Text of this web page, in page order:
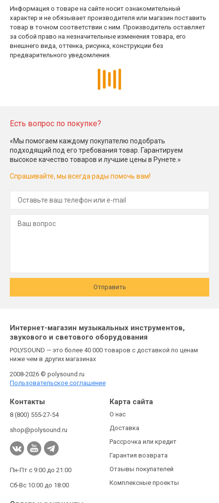
Информация о товаре на сайте носит ознакомительный
характер и не обязывает производителя или магазин поставить
товар в точном соответствии с ним. Производитель оставляет
за собой право на незначительные изменения товара, его
внешнего вида, оттенка, рисунка, конструкции без
предварительного уведомления.
Есть вопрос по покупке?
«Мы помогаем каждому покупателю подобрать
подходящий под его требования товар. Гарантируем
высокое качество товаров и лучшие цены в Рунете.»
Спрашивайте, мы всегда рады помочь вам!
Отправить
Интернет-магазин музыкальных инструментов,
звукового и светового оборудования
POLYSOUND — это более 40 000 товаров с доставкой по ценам
ниже чем в других магазинах
2008-2026 © polysound.ru
Пользовательское соглашение
Контакты
8 (800) 555-27-54
shop@polysound.ru
Пн-Пт с 9:00 до 21:00
Сб-Вс 10:00 до 18:00
Карта сайта
О нас
Доставка
Рассрочка или кредит
Гарантия возврата
Отзывы покупателей
Комплексные проекты